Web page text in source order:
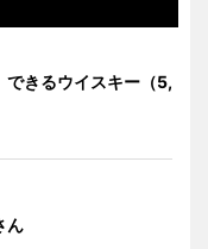
できるウイスキー（5,
ん